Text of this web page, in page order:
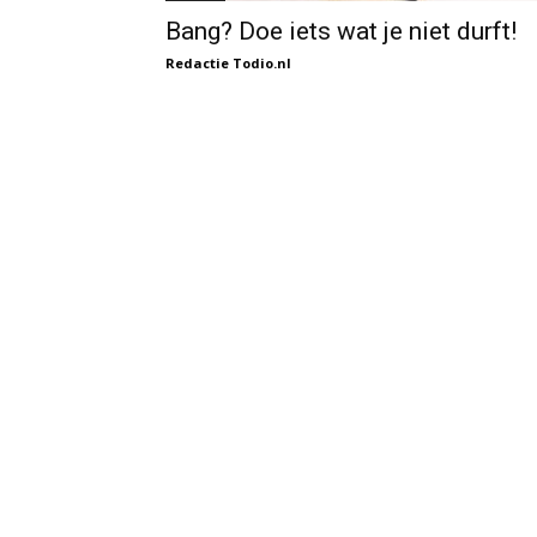
Bang? Doe iets wat je niet durft!
Redactie Todio.nl